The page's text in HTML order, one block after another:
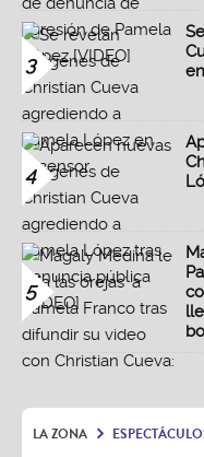
3
4
5
LA ZONA